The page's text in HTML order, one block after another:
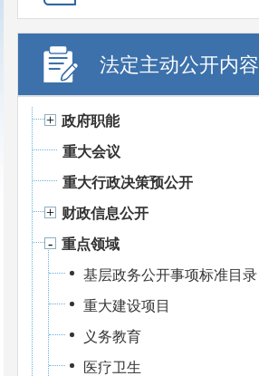
法定主动公开内容
政府职能
重大会议
重大行政决策预公开
财政信息公开
重点领域
基层政务公开事项标准目录
重大建设项目
义务教育
医疗卫生